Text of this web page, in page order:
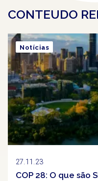
CONTEUDO
27.11.23
COP 28: O que são
Notícias